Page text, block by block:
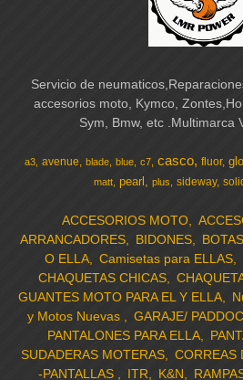
Servicio de
accesorios moto, Kymco,
Sym, Bmw, etc .Multimarca
a3 avenue blade blue c7 casco fluor
matt
pearl plus sideway
ACCESORIOS MOTO
ARRANCADORES
BIDONES
O ELLA
Camisetas para ELLAS
CHAQUETAS CHICAS
GUANTES MOTO PARA EL Y ELLA
y Motos Nuevas
GARAJE/
PANTALONES PARA ELLA
SUDADERAS MOTERAS
CORREAS
-PANTALLAS
ITR K&N